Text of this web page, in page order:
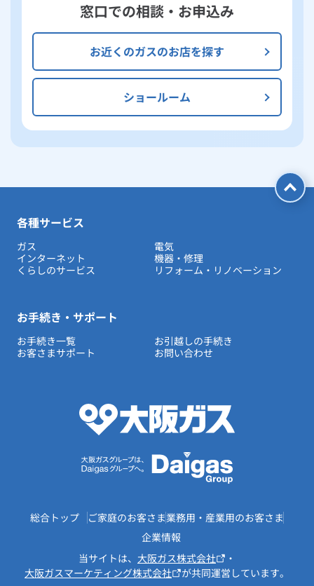
窓口での相談・お申込み
お近くのガスのお店を探す
ショールーム
各種サービス
ガス
電気
インターネット
機器・修理
くらしのサービス
リフォーム・リノベーション
お手続き・サポート
お手続き一覧
お引越しの手続き
お客さまサポート
お問い合わせ
総合トップ ご家庭のお客さま業務用・産業用のお客さま
企業情報
当サイトは、 大阪ガス株式会社
・
大阪ガスマーケティング株式会社
が共同運営しています。